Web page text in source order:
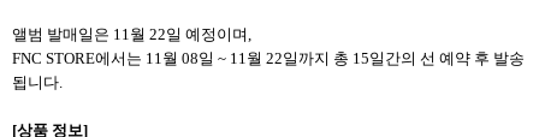
앨범 발매일은 11월 22일 예정이며,
FNC STORE에서는 11월 08일 ~ 11월 22일까지 총 15일간의 선 예약 후 발송
됩니다.
[상품 정보]